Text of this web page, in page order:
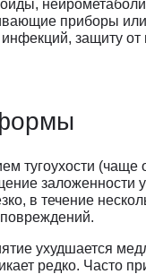
приборы
защиту от
тугоухости (чаще
заложенности
в течение
ухудшается
редко. Часто